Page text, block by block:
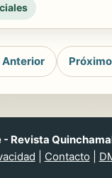
Anterior
- Revista
Contacto